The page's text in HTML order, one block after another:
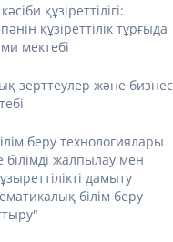
құзіреттілігі:
құзіреттілік тұрғыда
мектебі
зерттеулер және бизнес
беру технологиялары
білімді жалпылау мен
дамыту
білім беру